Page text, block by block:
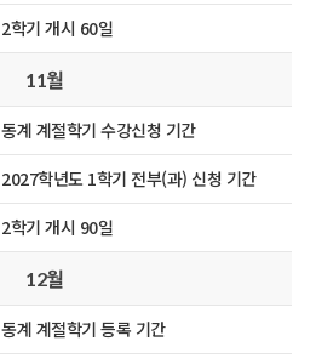
2학기 개시 60일
11월
동계 계절학기 수강신청 기간
2027학년도 1학기 전부(과) 신청 기간
2학기 개시 90일
12월
동계 계절학기 등록 기간